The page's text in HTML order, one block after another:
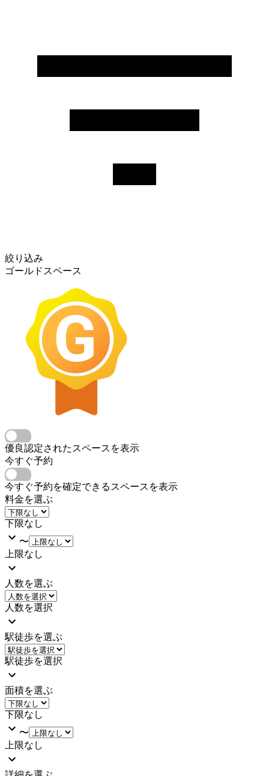
絞り込み
ゴールドスペース
優良認定されたスペースを表示
今すぐ予約
今すぐ予約を確定できるスペースを表示
料金を選ぶ
下限なし
〜
上限なし
人数を選ぶ
人数を選択
駅徒歩を選ぶ
駅徒歩を選択
面積を選ぶ
下限なし
〜
上限なし